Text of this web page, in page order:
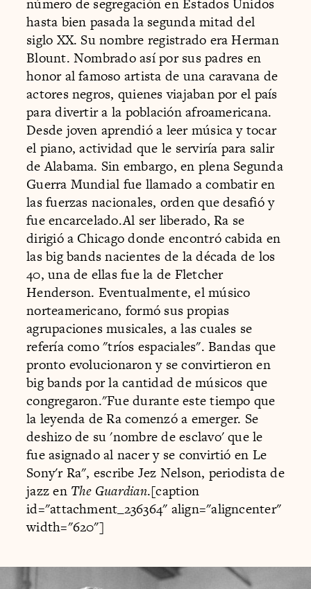
número de segregación en Estados Unidos
hasta bien pasada la segunda mitad del
siglo XX. Su nombre registrado era Herman
Blount. Nombrado así por sus padres en
honor al famoso artista de una caravana de
actores negros, quienes viajaban por el país
para divertir a la población afroamericana.
Desde joven aprendió a leer música y tocar
el piano, actividad que le serviría para salir
de Alabama. Sin embargo, en plena Segunda
Guerra Mundial fue llamado a combatir en
las fuerzas nacionales, orden que desafió y
fue encarcelado.Al ser liberado, Ra se
dirigió a Chicago donde encontró cabida en
las big bands nacientes de la década de los
40, una de ellas fue la de Fletcher
Henderson. Eventualmente, el músico
norteamericano, formó sus propias
agrupaciones musicales, a las cuales se
refería como "tríos espaciales". Bandas que
pronto evolucionaron y se convirtieron en
big bands por la cantidad de músicos que
congregaron."Fue durante este tiempo que
la leyenda de Ra comenzó a emerger. Se
deshizo de su 'nombre de esclavo' que le
fue asignado al nacer y se convirtió en Le
Sony'r Ra", escribe Jez Nelson, periodista de
jazz en The Guardian.[caption
id="attachment_236364" align="aligncenter"
width="620"]